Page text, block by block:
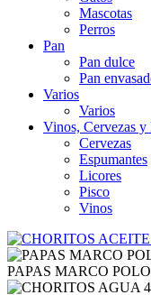
Mascotas
Perros
Pan
Pan dulce
Pan
Varios
Varios
Vinos, Cervezas y
Cervezas
Espumantes
Licores
Pisco
Vinos
PAPAS MARCO